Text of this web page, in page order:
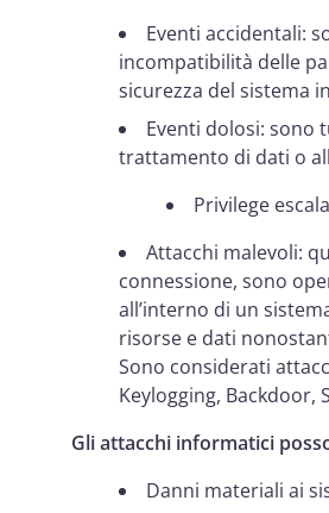
Eventi accidentali:
incompatibilità delle
sicurezza del sistema
Eventi dolosi: sono
trattamento di dati o
Privilege
Attacchi malevoli:
connessione, sono
all’interno di un
risorse e dati
Sono considerati
Keylogging, Backdoor,
Gli attacchi informatici
Danni materiali ai